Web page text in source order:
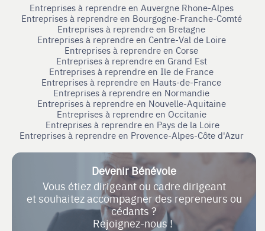
Entreprises à reprendre en Auvergne Rhone-Alpes
Entreprises à reprendre en Bourgogne-Franche-Comté
Entreprises à reprendre en Bretagne
Entreprises à reprendre en Centre-Val de Loire
Entreprises à reprendre en Corse
Entreprises à reprendre en Grand Est
Entreprises à reprendre en Ile de France
Entreprises à reprendre en Hauts-de-France
Entreprises à reprendre en Normandie
Entreprises à reprendre en Nouvelle-Aquitaine
Entreprises à reprendre en Occitanie
Entreprises à reprendre en Pays de la Loire
Entreprises à reprendre en Provence-Alpes-Côte d'Azur
Devenir Bénévole
Vous étiez dirigeant ou cadre dirigeant
et souhaitez accompagner des repreneurs ou
cédants ?
Rejoignez-nous !